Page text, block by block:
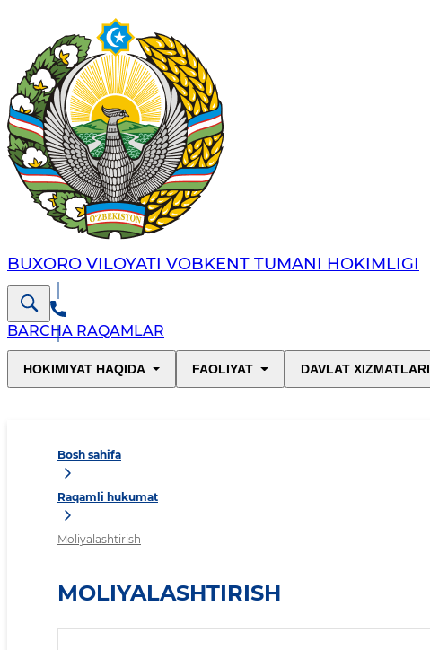
BUXORO VILOYATI VOBKENT TUMANI HOKIMLIGI
BARCHA RAQAMLAR
HOKIMIYAT HAQIDA FAOLIYAT DAVLAT XIZMATLARI
Bosh sahifa
Raqamli hukumat
Moliyalashtirish
MOLIYALASHTIRISH